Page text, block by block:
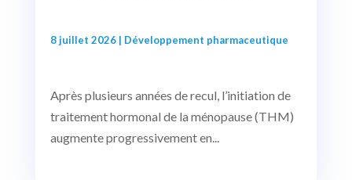
8 juillet 2026| Développement pharmaceutique
Après plusieurs années de recul, l’initiation de
traitement hormonal de la ménopause (THM)
augmente progressivement en...